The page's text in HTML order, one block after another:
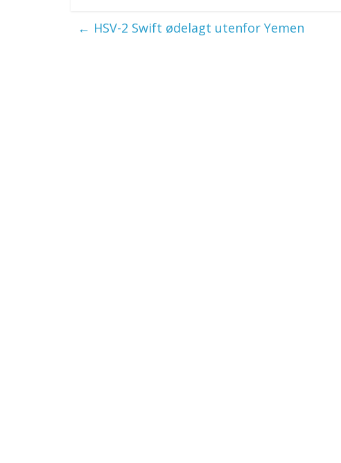
← HSV-2 Swift ødelagt utenfor Yemen